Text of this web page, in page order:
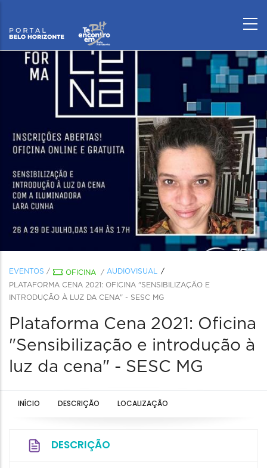
EVENTOS / OFICINA / AUDIOVISUAL
PLATAFORMA CENA 2021: OFICINA "SENSIBILIZAÇÃO E
INTRODUÇÃO À LUZ DA CENA" - SESC MG
Plataforma Cena 2021: Oficina
"Sensibilização e introdução à
luz da cena" - SESC MG
INÍCIO DESCRIÇÃO LOCALIZAÇÃO
DESCRIÇÃO